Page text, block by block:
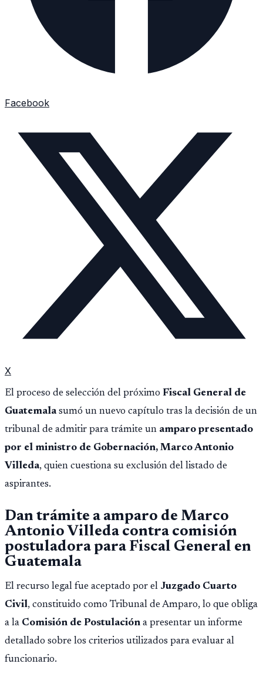
Facebook
X
El proceso de selección del próximo Fiscal General de
Guatemalasumó un nuevo capítulo tras la decisión de un
tribunal de admitir para trámite un amparo presentado
por el ministro de Gobernación, Marco Antonio
Villeda, quien cuestiona su exclusión del listado de
aspirantes.
Dan trámite a amparo de Marco
Antonio Villeda contra comisión
postuladora para Fiscal General en
Guatemala
El recurso legal fue aceptado por el Juzgado Cuarto
Civil, constituido como Tribunal de Amparo, lo que obliga
a la Comisión de Postulación a presentar un informe
detallado sobre los criterios utilizados para evaluar al
funcionario.